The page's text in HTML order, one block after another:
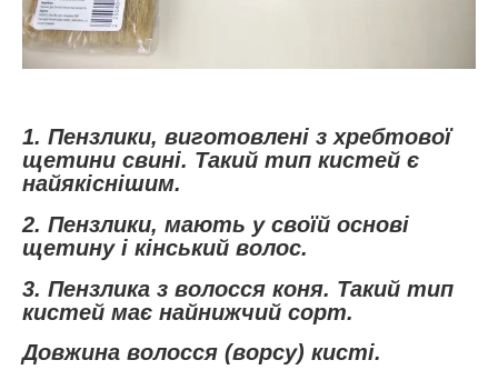
1. Пензлики, виготовлені з хребтової
щетини свині. Такий тип кистей є
найякіснішим.
2. Пензлики, мають у своїй основі
щетину і кінський волос.
3. Пензлика з волосся коня. Такий тип
кистей має найнижчий сорт.
Довжина волосся (ворсу) кисті.